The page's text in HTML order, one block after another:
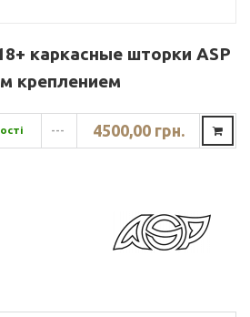
каркасные шторки ASP
креплением
--- 4500,00 грн.